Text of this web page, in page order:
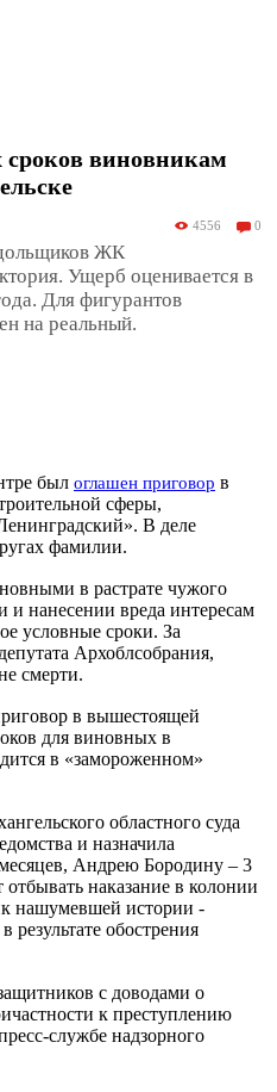
сроков виновникам
4556 0
ЖК
Ущерб оценивается в
Для фигурантов
на реальный.
был оглашен приговор в
сферы,
В деле
фамилии.
в растрате чужого
нанесении вреда интересам
условные сроки. За
Архоблсобрания,
смерти.
в вышестоящей
для виновных в
в «замороженном»
областного суда
и назначила
Андрею Бородину – 3
наказание в колонии
нашумевшей истории -
результате обострения
с доводами о
к преступлению
службе надзорного